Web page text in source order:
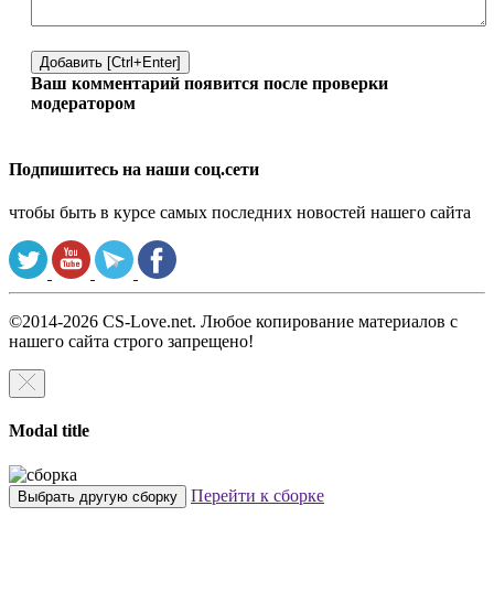
Добавить [Ctrl+Enter]
Ваш комментарий появится после проверки
модератором
Подпишитесь на наши соц.сети
чтобы быть в курсе самых последних новостей нашего сайта
©2014-2026 CS-Love.net. Любое копирование материалов с
нашего сайта строго запрещено!
Modal title
Выбрать другую сборку Перейти к сборке